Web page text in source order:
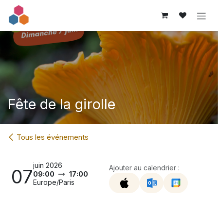
Se rendre au contenu
Fête de la girolle
Tous les événements
07
juin 2026
09:00
17:00
Europe/Paris
Ajouter au calendrier :